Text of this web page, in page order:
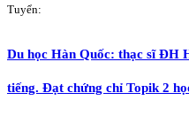
Tuyển:
Du học Hàn Quốc: thạc sĩ ĐH
tiếng. Đạt chứng chỉ Topik 2